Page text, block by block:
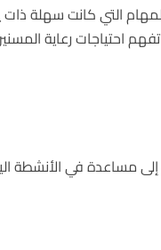
التي كانت سهلة
احتياجات رعاية
إلى مساعدة في